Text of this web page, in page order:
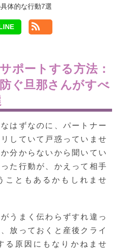
体的な行動7選
ポートする方法：
ぐ旦那さんがすべ
はずなのに、パートナー
していて戸惑っていませ
分からないから聞いてい
た行動が、かえって相手
こともあるかもしれませ
うまく伝わらずすれ違っ
放っておくと産後クライ
る原因にもなりかねませ